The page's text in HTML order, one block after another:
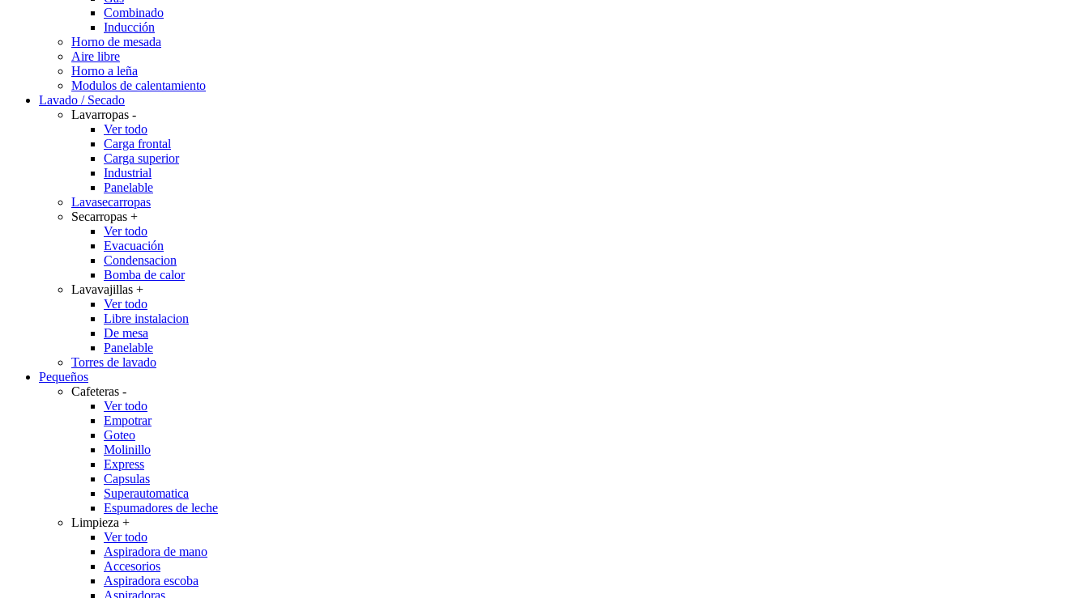
Combinado
Inducción
Horno de mesada
Aire libre
Horno a leña
Modulos de calentamiento
Lavado / Secado
Lavarropas -
Ver todo
Carga frontal
Carga superior
Industrial
Panelable
Lavasecarropas
Secarropas +
Ver todo
Evacuación
Condensacion
Bomba de calor
Lavavajillas +
Ver todo
Libre instalacion
De mesa
Panelable
Torres de lavado
Pequeños
Cafeteras -
Ver todo
Empotrar
Goteo
Molinillo
Express
Capsulas
Superautomatica
Espumadores de leche
Limpieza +
Ver todo
Aspiradora de mano
Accesorios
Aspiradora escoba
Aspiradoras